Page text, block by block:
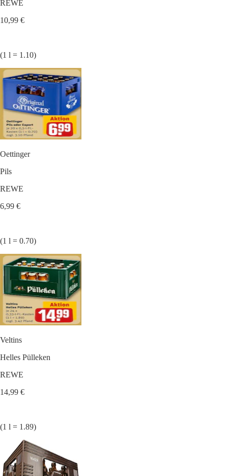
REWE
10,99 €
(1 l = 1.10)
Oettinger
Pils
REWE
6,99 €
(1 l = 0.70)
Veltins
Helles Pülleken
REWE
14,99 €
(1 l = 1.89)